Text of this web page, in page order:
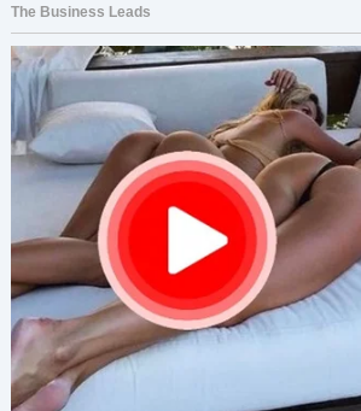
Я горько усмехнулась.
— Ваше право? Вы думаете,
указывать, что должно быть в
Лицо Людмилы исказилось от
— Если бы ты действительно
рассказала всё с самого начала.
Я посмотрела ей прямо в глаза, не
— Я ничего не скрывала от
ним честна. И он принял меня
есть. Это единственное, что